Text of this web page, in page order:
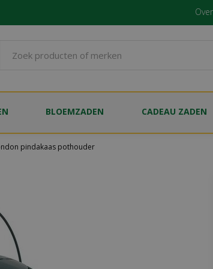
pindakaas pothouder
BLOEMZADEN CADEAU ZADEN